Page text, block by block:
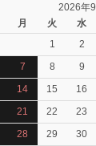
2026年
月 火 水
1
2
7 8 9
14 15 16
21 22 23
28 29 30